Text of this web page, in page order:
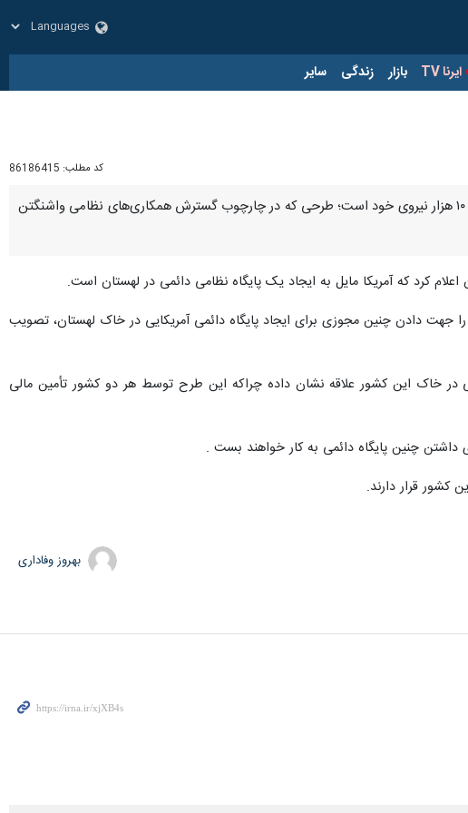
ایرنا TV بازار زندگی سایر
کد مطلب: 86186415
تهران – ایرنا - آمریکا در حال بررسی ایجاد یک پایگاه نظامی دائمی در خاک لهستان برای استقرار حدود ۱۰ هزار نیروی خود است؛ طرحی که در چارچوب گسترش همکاری‌های نظامی واشنگتن
کرد که آمریکا مایل به ایجاد یک پایگاه نظامی دائمی در لهستان است.
جهت دادن چنین مجوزی برای ایجاد پایگاه دائمی آمریکایی در خاک لهستان، تصویب
در خاک این کشور علاقه‌ نشان داده چراکه این طرح توسط هر دو کشور تأمین مالی
داشتن چنین پایگاه دائمی به کار خواهند بست .
بهروز وفاداری